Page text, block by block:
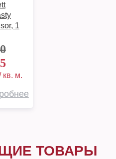
1
кв. м.
ТОВАРЫ